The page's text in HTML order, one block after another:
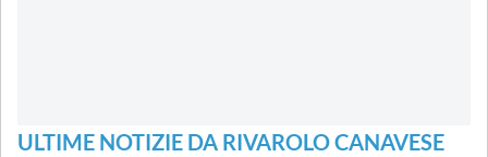
ULTIME NOTIZIE DA RIVAROLO CANAVESE